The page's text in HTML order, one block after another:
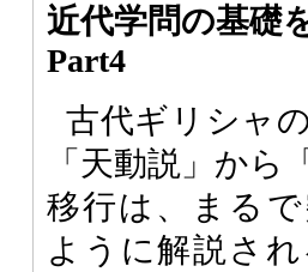
近代学問の基
Part4
古代ギリシャ
「天動説」から
移行は、まる
ように解説さ